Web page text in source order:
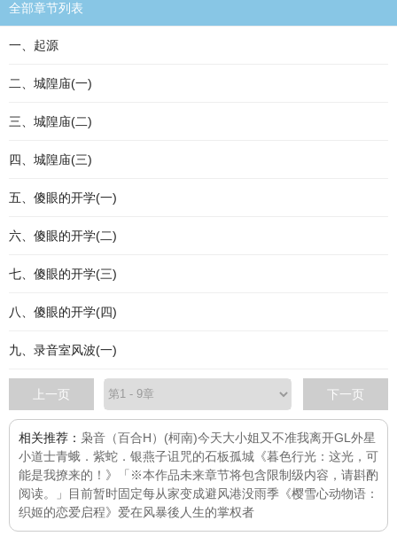
全部章节列表
一、起源
二、城隍庙(一)
三、城隍庙(二)
四、城隍庙(三)
五、傻眼的开学(一)
六、傻眼的开学(二)
七、傻眼的开学(三)
八、傻眼的开学(四)
九、录音室风波(一)
上一页 下一页
相关推荐： 枭音（百合H） (柯南)今天大小姐又不准我离开GL 外星
小道士青蛾．紫蛇．银燕子诅咒的石板孤城 《暮色行光：这光，可
能是我撩来的！》「※本作品未来章节将包含限制级内容，请斟酌
阅读。」目前暂时固定每从家变成避风港没雨季 《樱雪心动物语：
织姬的恋爱启程》 爱在风暴後 人生的掌权者